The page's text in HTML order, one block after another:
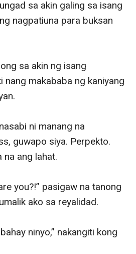
sa akin galing sa isang
nagpatiuna para buksan
sa akin ng isang
nang makababa ng kaniyang
ni manang na
guwapo siya. Perpekto.
na ang lahat.
you?!” pasigaw na tanong
ako sa reyalidad.
ninyo,” nakangiti kong